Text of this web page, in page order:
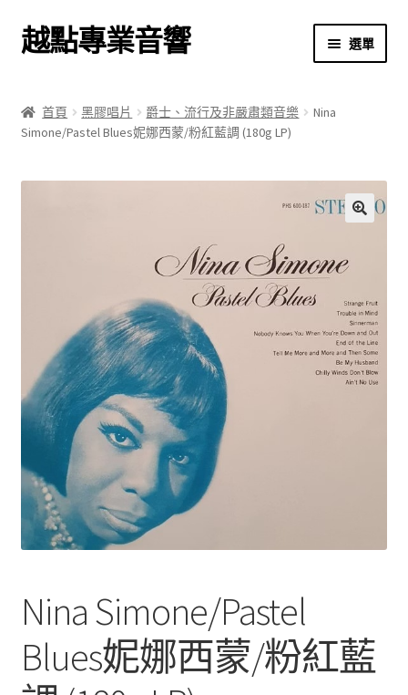
跳
至
覽
列
跳
至
要
內
越點專業音響 選單
商店
關於我們
首頁 黑膠唱片 爵士、流行及非嚴肅類音樂
Nina
Simone/Pastel Blues妮娜西蒙/粉紅藍調 (180g LP)
Nina Simone/Pastel
Blues妮娜西蒙/粉紅藍